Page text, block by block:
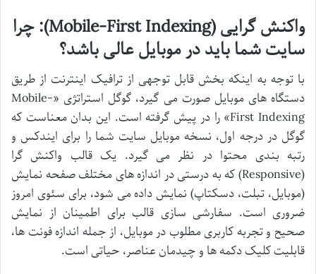
واکنش گرایی (Mobile-First Indexing): چرا
سایت شما باید در موبایل عالی باشد؟
با توجه به اینکه بخش قابل توجهی از ترافیک اینترنت از طریق
دستگاه های موبایل صورت می گیرد، گوگل استراتژی «Mobile-
First Indexing» را در پیش گرفته است. این بدان معناست که
گوگل در درجه اول، نسخه موبایل سایت شما را برای ایندکس و
رتبه بندی محتوا در نظر می گیرد. یک قالب واکنش گرا
(Responsive) که به درستی در اندازه های مختلف صفحه نمایش
(موبایل، تبلت، دسکتاپ) نمایش داده می شود، برای سئوی امروز
ضروری است. سفارشی سازی قالب برای اطمینان از نمایش
صحیح و تجربه کاربری مطلوب در موبایل، از جمله اندازه فونت ها،
قابلیت کلیک دکمه ها و چیدمان عناصر، حیاتی است.